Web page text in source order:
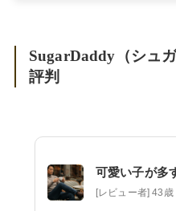
SugarDaddy（シュ
評判
可愛い子が多
[レビュー者] 43歳